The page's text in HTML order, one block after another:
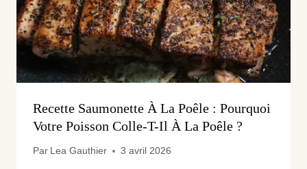
Recette Saumonette À La Poêle : Pourquoi
Votre Poisson Colle-T-Il À La Poêle ?
Par Lea Gauthier 3 avril 2026